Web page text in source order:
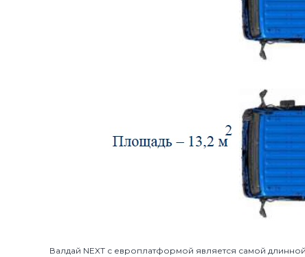
Валдай NEXT с европлатформой является самой